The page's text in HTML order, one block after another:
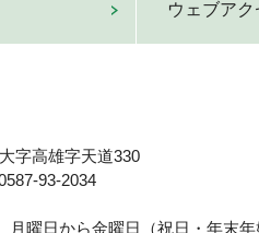
ウェブア
字高雄字天道330
93-2034
曜日から金曜日（祝日・年末年